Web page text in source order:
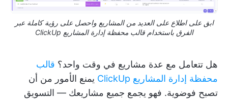
ابق على اطلاع على العديد من المشاريع واحصل على رؤية كاملة عبر
الفرق باستخدام قالب محفظة إدارة المشاريع ClickUp
هل تتعامل مع عدة مشاريع في وقت واحد؟ قالب
محفظة إدارة المشاريع ClickUp
يمنع الأمور من أن
تصبح فوضوية. فهو يجمع جميع مشاريعك — التسويق